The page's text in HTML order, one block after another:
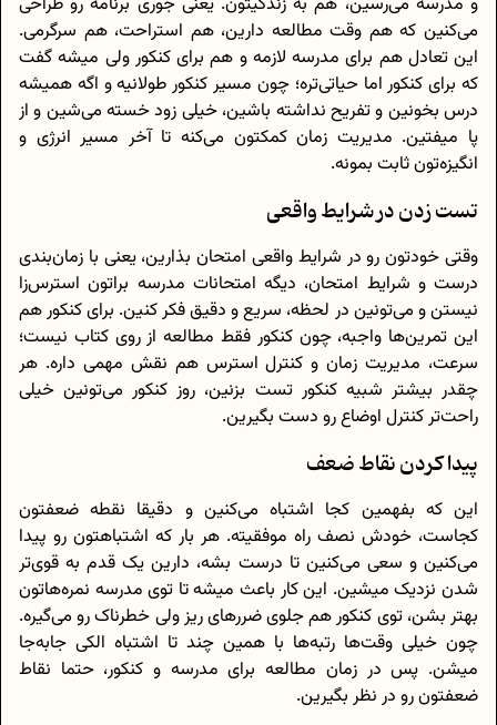
می‌کنین که هم وقت مطالعه دارین، هم استراحت، هم سرگرمی.
این تعادل هم برای مدرسه لازمه و هم برای کنکور ولی میشه گفت
که برای کنکور اما حیاتی‌تره؛ چون مسیر کنکور طولانیه و اگه همیشه
درس بخونین و تفریح نداشته باشین، خیلی زود خسته می‌شین و از
پا میفتین. مدیریت زمان کمکتون می‌کنه تا آخر مسیر انرژی و
انگیزه‌تون ثابت بمونه.
تست زدن در شرایط واقعی
وقتی خودتون رو در شرایط واقعی امتحان بذارین، یعنی با زمان‌بندی
درست و شرایط امتحان، دیگه امتحانات مدرسه براتون استرس‌زا
نیستن و می‌تونین در لحظه، سریع و دقیق فکر کنین. برای کنکور هم
این تمرین‌ها واجبه، چون کنکور فقط مطالعه از روی کتاب نیست؛
سرعت، مدیریت زمان و کنترل استرس هم نقش مهمی داره. هر
چقدر بیشتر شبیه کنکور تست بزنین، روز کنکور می‌تونین خیلی
راحت‌تر کنترل اوضاع رو دست بگیرین.
پیدا کردن نقاط ضعف
این‌ که بفهمین کجا اشتباه می‌کنین و دقیقا نقطه ضعفتون
کجاست، خودش نصف راه موفقیته. هر بار که اشتباهتون رو پیدا
می‌کنین و سعی می‌کنین تا درست بشه، دارین یک قدم به قوی‌تر
شدن نزدیک میشین. این کار باعث میشه تا توی مدرسه نمره‌هاتون
بهتر بشن، توی کنکور هم جلوی ضررهای ریز ولی خطرناک رو می‌گیره.
چون خیلی وقت‌ها رتبه‌ها با همین چند تا اشتباه الکی جا‌به‌جا
میشن. پس در زمان مطالعه برای مدرسه و کنکور، حتما نقاط
ضعفتون رو در نظر بگیرین.